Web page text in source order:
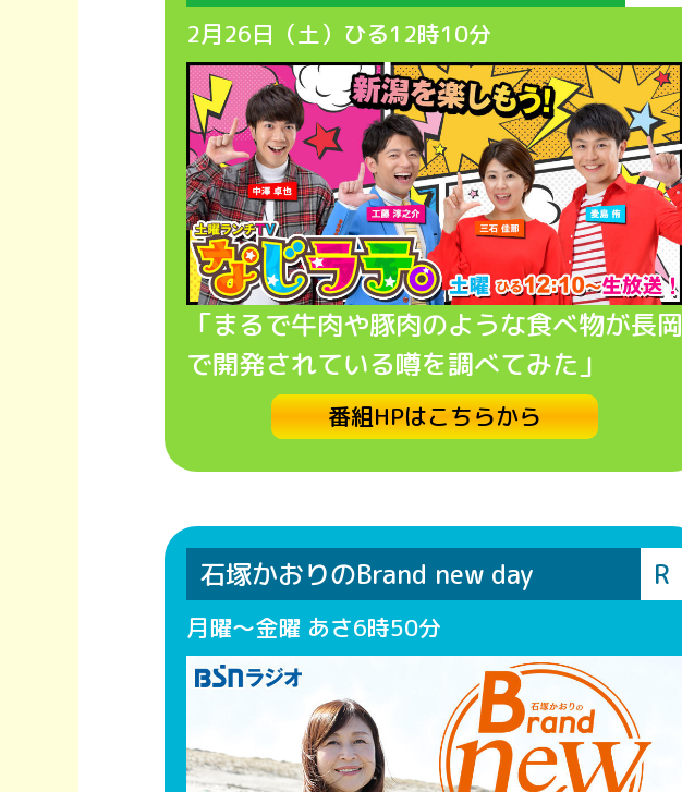
2月26日（土）ひる12時10分
「まるで牛肉や豚肉のような食べ物が長岡
で開発されている噂を調べてみた」
番組HPはこちらから
石塚かおりのBrand new day R
月曜～金曜 あさ6時50分